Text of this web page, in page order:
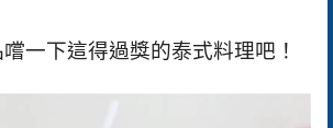
一下這得過獎的泰式料理吧！